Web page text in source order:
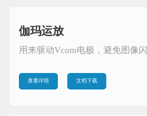
伽玛运放
查看详情 文档下载